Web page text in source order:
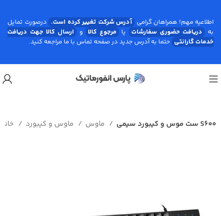
ست موس و کیبورد سیمی S600
اطلاعیه مهم! همراهان گرامی آدرس شرکت تغییر کرده است. درصورت تمایل
به
دریافت حضوری سفارشات یا مرجوع کالا و ارسال کالا جهت دریافت
خدمات گارانتی حتما به آدرس جدید در صفحه تماس با ما مراجعه کنید.